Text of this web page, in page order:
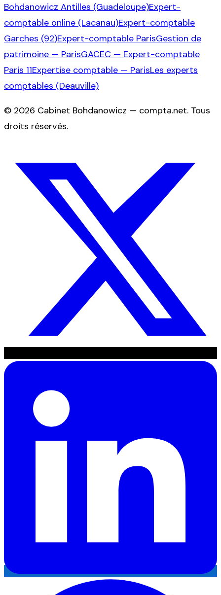
Bohdanowicz Antilles (Guadeloupe)Expert-
comptable online (Lacanau)Expert-comptable
Garches (92)Expert-comptable ParisGestion de
patrimoine — ParisGACEC — Expert-comptable
Paris 11Expertise comptable — ParisLes experts
comptables (Deauville)
© 2026 Cabinet Bohdanowicz — compta.net. Tous
droits réservés.